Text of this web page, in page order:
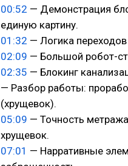
00:52 — Демонстрация
единую картину.
01:32 — Логика
02:09 — Большой робот-
02:35 — Блокинг
— Разбор работы:
(хрущевок).
05:09 — Точность
хрущевок.
07:01 — Нарративные